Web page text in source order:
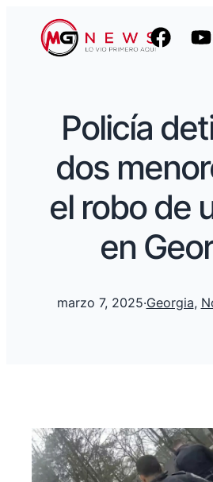
Policía
dos
el robo de
en
marzo 7, 2025·Georgia,